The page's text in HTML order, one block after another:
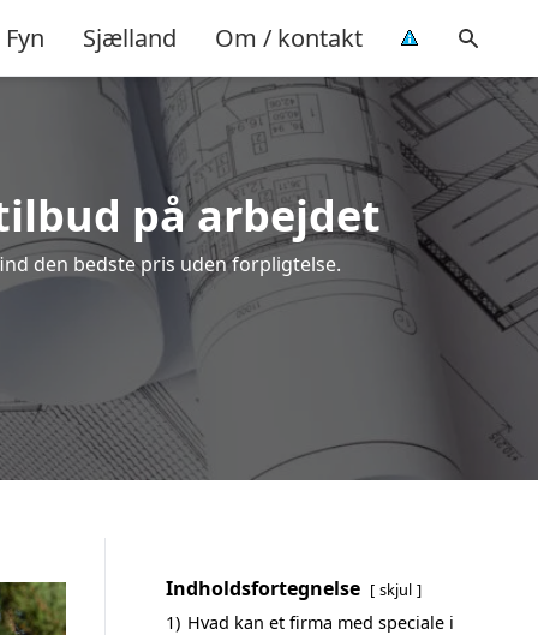
Fyn Sjælland Om / kontakt
på arbejdet
den bedste pris uden forpligtelse.
Indholdsfortegnelse skjul
1) Hvad kan et firma med speciale i